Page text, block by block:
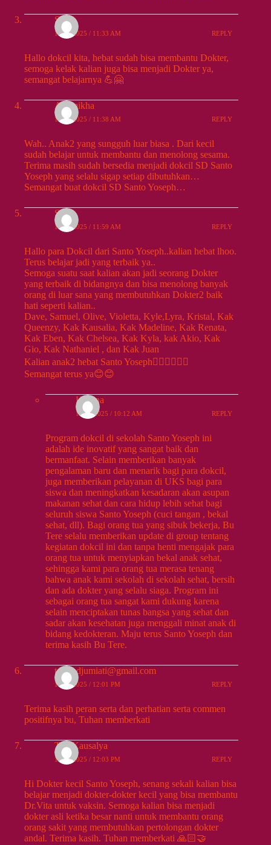
Silvia
10/25/2025 / 11:33 AM REPLY
Hallo dokcil kita, hebat sudah bisa membantu Dokter,
semoga kelak kalian juga bisa menjadi Dokter ya,
semangat belajarnya 💪🤗
Ayumikha
10/25/2025 / 11:38 AM REPLY
Wah.. Anak2 yang sungguh luar biasa . Dari kecil
sudah belajar untuk membantu dan menolong sesama.
Terima masih sudah bersedia menjadi dokcil SD Santo
Yoseph yang selalu sigap setiap dibutuhkan…
Semangat buat dokcil SD Santo Yoseph…
Susi
10/25/2025 / 11:59 AM REPLY
Hallo para Dokcil dari Santo Yoseph..kalian hebat lhoo.
Terus belajar jadi yang terbaik ya..
Semoga suatu saat kalian akan jadi seorang Dokter
yang terbaik di bidangnya dan bisa menolong banyak
orang di luar sana yang membutuhkan Dokter2 baik
hati seperti kalian..
Dave, Samuel, Olive, Violetta, Kyle,Lyra, Kristal, Kak
Queenzy, Kak Kausalia, Kak Madeline, Kak Renata,
Kak Eben, Kak Chelsea, Kak Kyla, kak Akio, Kak
Gio, Kak Nathaniel , dan Kak Juan
Kalian anak2 hebat Santo Yoseph👍🏻👍🏻👍🏻
Semangat terus ya😊😊
Herlina
10/26/2025 / 10:12 AM REPLY
Program dokcil di sekolah Santo Yoseph ini
adalah ide inovatif yang sangat baik dan
bermanfaat. Selain memberikan banyak
pengalaman baru dan menarik bagi para dokcil,
juga memberikan pelayanan di UKS bagi para
siswa dan meningkatkan kesadaran akan asupan
makanan sehat dan cara hidup lebih sehat bagi
seluruh siswa Santo Yoseph (cuci tangan , bekal
sehat, dll). Bagi orang tua yang sibuk bekerja, Bu
Tere selalu memberikan update di group tentang
kegiatan dokcil ini dan tanpa henti mengajak para
orang tua untuk menyiapkan bekal anak sehat,
sehingga kami para orang tua merasa tenang
bahwa anak kami sekolah di sekolah sehat, bersih
dan ada dokter yang selalu siaga. Program ini
sebagai orang tua sangat kami dukung karena
selain menciptakan tunas bangsa yang sehat dan
sadar akan kesehatan juga menggali minat anak di
bidang kedokteran. Maju terus Santo Yoseph dan
terima kasih Bu Tere.
teresadjumiati@gmail.com
10/25/2025 / 12:01 PM REPLY
Terima kasih peran serta dan perhatian serta commen
positifnya bu, Tuhan memberkati
Tita-Kausalya
10/25/2025 / 12:03 PM REPLY
Hi Dokter kecil Santo Yoseph, senang sekali kalian bisa
belajar menjadi dokter-dokter kecil yang bisa membantu
Dr.Vita untuk vaksin. Semoga kalian bisa menjadi
dokter asli ketika besar nanti untuk membantu orang
orang sakit yang membutuhkan pertolongan dokter
andal. Terima kasih. Tuhan memberkati 🙏🏻🤝